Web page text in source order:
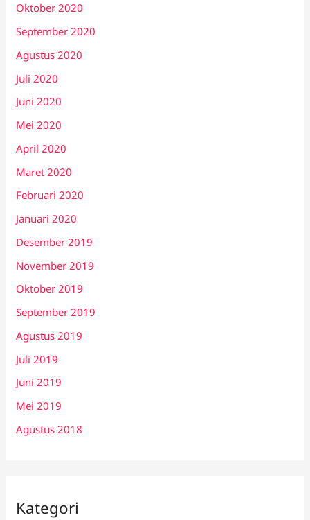
Oktober 2020
September 2020
Agustus 2020
Juli 2020
Juni 2020
Mei 2020
April 2020
Maret 2020
Februari 2020
Januari 2020
Desember 2019
November 2019
Oktober 2019
September 2019
Agustus 2019
Juli 2019
Juni 2019
Mei 2019
Agustus 2018
Kategori